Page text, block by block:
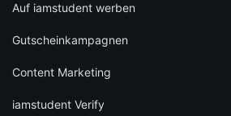
Auf iamstudent werben
Gutscheinkampagnen
Content Marketing
iamstudent Verify